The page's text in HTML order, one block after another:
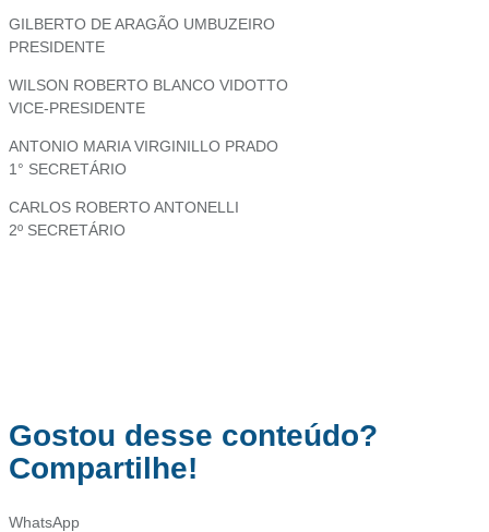
GILBERTO DE ARAGÃO UMBUZEIRO
PRESIDENTE
WILSON ROBERTO BLANCO VIDOTTO
VICE-PRESIDENTE
ANTONIO MARIA VIRGINILLO PRADO
1° SECRETÁRIO
CARLOS ROBERTO ANTONELLI
2º SECRETÁRIO
Gostou desse conteúdo?
Compartilhe!
WhatsApp